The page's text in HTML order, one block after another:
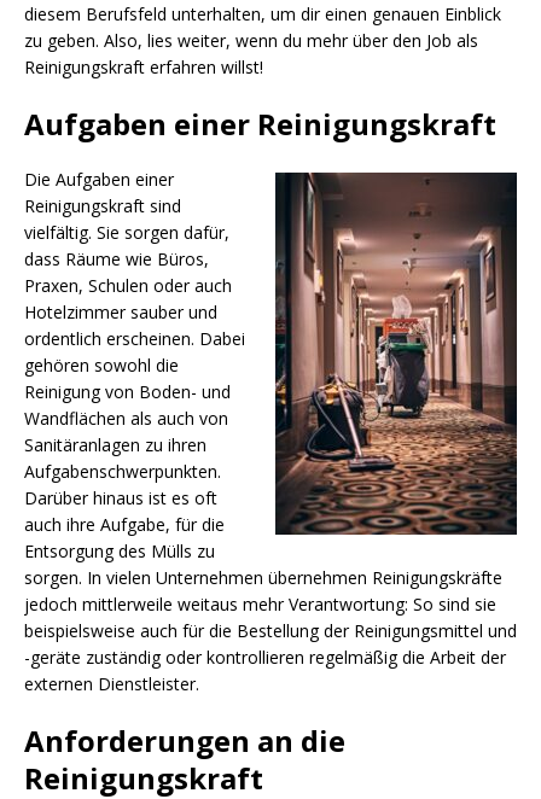
diesem Berufsfeld unterhalten, um dir einen genauen Einblick
zu geben. Also, lies weiter, wenn du mehr über den Job als
Reinigungskraft erfahren willst!
Aufgaben einer Reinigungskraft
Die Aufgaben einer
Reinigungskraft sind
vielfältig. Sie sorgen dafür,
dass Räume wie Büros,
Praxen, Schulen oder auch
Hotelzimmer sauber und
ordentlich erscheinen. Dabei
gehören sowohl die
Reinigung von Boden- und
Wandflächen als auch von
Sanitäranlagen zu ihren
Aufgabenschwerpunkten.
Darüber hinaus ist es oft
auch ihre Aufgabe, für die
Entsorgung des Mülls zu
sorgen. In vielen Unternehmen übernehmen Reinigungskräfte
jedoch mittlerweile weitaus mehr Verantwortung: So sind sie
beispielsweise auch für die Bestellung der Reinigungsmittel und
-geräte zuständig oder kontrollieren regelmäßig die Arbeit der
externen Dienstleister.
Anforderungen an die
Reinigungskraft